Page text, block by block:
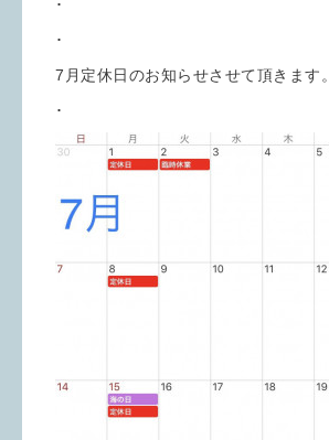
･
･
7月定休日のお知らせさせて頂きます。
･